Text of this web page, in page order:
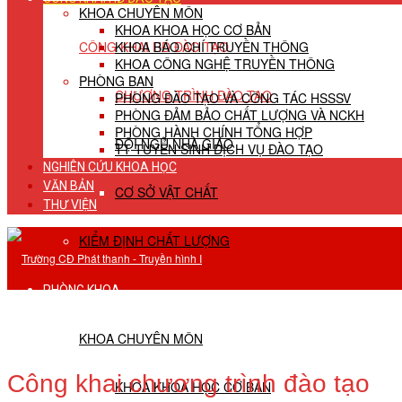
CÔNG KHAI HĐ ĐÀO TẠO
CHƯƠNG TRÌNH ĐÀO TẠO
ĐỘI NGŨ NHÀ GIÁO
CƠ SỞ VẬT CHẤT
KIỂM ĐỊNH CHẤT LƯỢNG
PHÒNG KHOA
KHOA CHUYÊN MÔN
KHOA KHOA HỌC CƠ BẢN
KHOA CHUYÊN MÔN
KHOA KHOA HỌC CƠ BẢN
KHOA BÁO CHÍ TRUYỀN THÔNG
KHOA CÔNG NGHỆ TRUYỀN THÔNG
PHÒNG BAN
PHÒNG ĐÀO TẠO VÀ CÔNG TÁC HSSSV
PHÒNG ĐẢM BẢO CHẤT LƯỢNG VÀ NCKH
PHÒNG HÀNH CHÍNH TỔNG HỢP
TT TUYỂN SINH DỊCH VỤ ĐÀO TẠO
NGHIÊN CỨU KHOA HỌC
VĂN BẢN
THƯ VIỆN
Công khai chương trình đào tạo